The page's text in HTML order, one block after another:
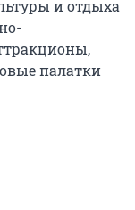
и отдыха
палатки